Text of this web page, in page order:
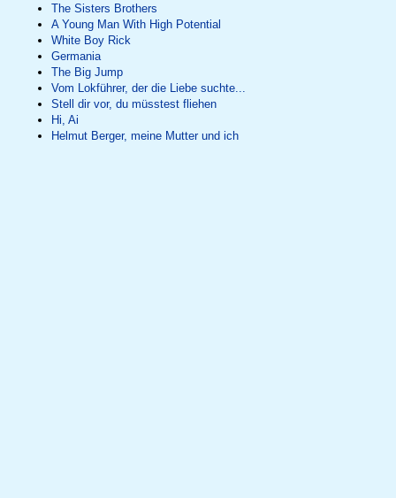
The Sisters Brothers
A Young Man With High Potential
White Boy Rick
Germania
The Big Jump
Vom Lokführer, der die Liebe suchte...
Stell dir vor, du müsstest fliehen
Hi, Ai
Helmut Berger, meine Mutter und ich